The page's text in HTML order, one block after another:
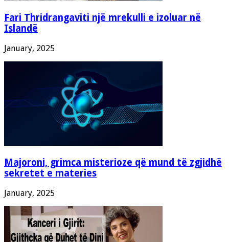
Fari Thridrangaviti një mrekulli e izoluar në
Islandë
January, 2025
Majoroni, grimca misterioze që mund të zgjidhë
sekretet e materies
January, 2025